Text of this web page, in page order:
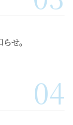
せ。
04